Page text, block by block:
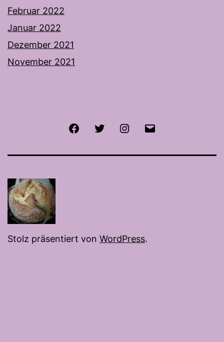
Februar 2022
Januar 2022
Dezember 2021
November 2021
FacebookTwitter Instagram
Stolz präsentiert von WordPress.